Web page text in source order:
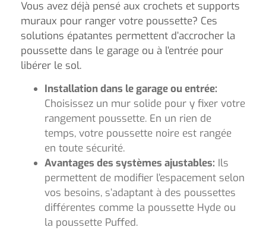
Vous avez déjà pensé aux crochets et supports
muraux pour ranger votre poussette? Ces
solutions épatantes permettent d’accrocher la
poussette dans le garage ou à l’entrée pour
libérer le sol.
Installation dans le garage ou entrée:
Choisissez un mur solide pour y fixer votre
rangement poussette. En un rien de
temps, votre poussette noire est rangée
en toute sécurité.
Avantages des systèmes ajustables: Ils
permettent de modifier l’espacement selon
vos besoins, s’adaptant à des poussettes
différentes comme la poussette Hyde ou
la poussette Puffed.